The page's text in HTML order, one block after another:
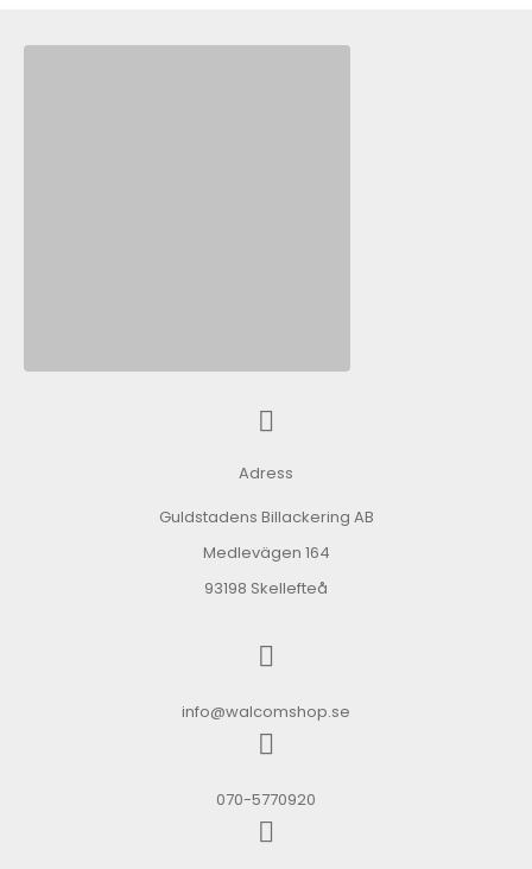
Adress
Guldstadens Billackering AB
Medlevägen 164
93198 Skellefteå
info@walcomshop.se
070-5770920